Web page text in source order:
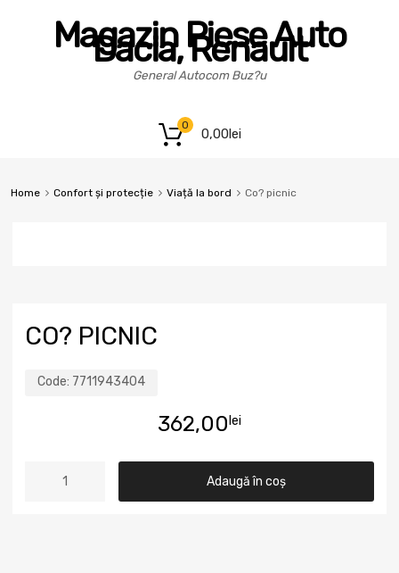
Magazin Piese Auto
Dacia, Renault
General Autocom Buz?u
0,00lei
0
Home Confort și protecție Viață la bord Co? picnic
CO? PICNIC
Code: 7711943404
362,00 lei
Adaugă în coș